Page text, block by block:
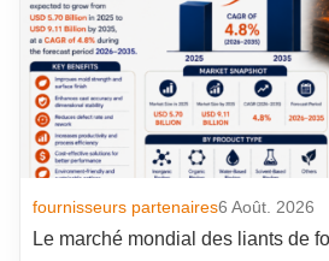
fournisseurs partenaires6 Août. 2026
Le marché mondial des liants de